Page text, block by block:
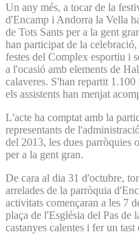
Un any més, a tocar de la
d'Encamp i Andorra la Vella
de Tots Sants per a la gent
han participat de la
festes del Complex esportiu i
a l'ocasió amb elements de
calaveres. S'han repartit
els assistents han menjat
L'acte ha comptat amb la
representants de
del 2013, les dues parròquies
per a la gent gran.
De cara al dia 31 d'octubre,
arrelades de la parròquia
activitats començaran a les 7
plaça de l'Església del Pas de
castanyes calentes i fer un tast